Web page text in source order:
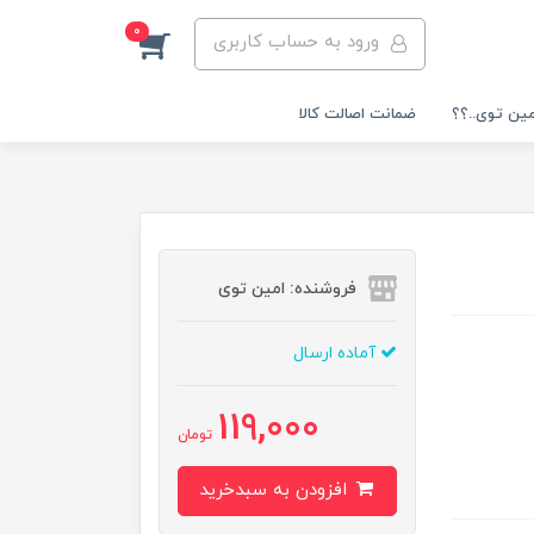
ورود به حساب کاربری 0
توی..؟؟ ضمانت اصالت کالا
فروشنده: امین توی
آماده ارسال
119,000 تومان